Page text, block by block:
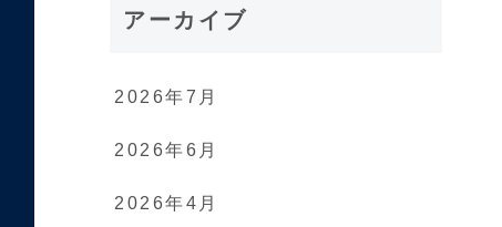
アーカイブ
2026年7月
2026年6月
2026年4月